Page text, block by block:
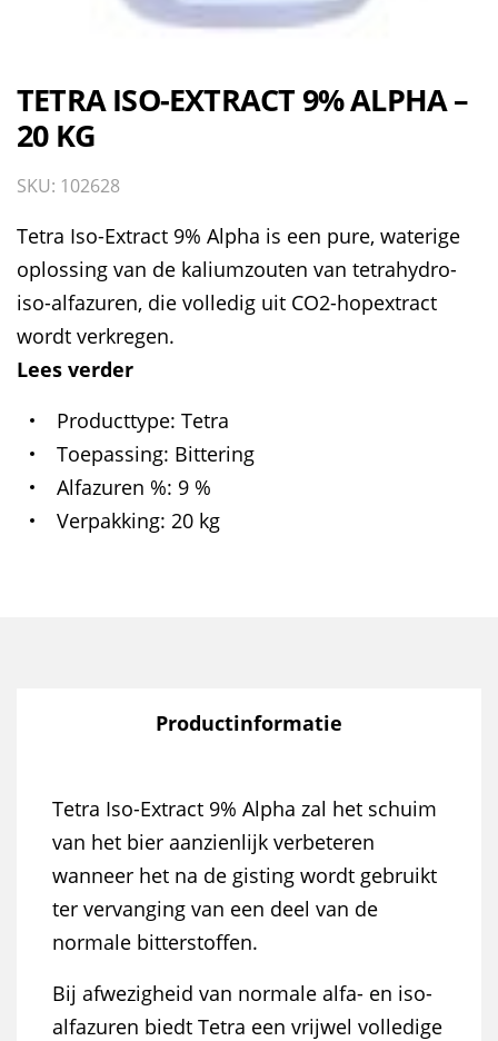
TETRA ISO-EXTRACT 9% ALPHA –
20 KG
SKU: 102628
Tetra Iso-Extract 9% Alpha is een pure, waterige
oplossing van de kaliumzouten van tetrahydro-
iso-alfazuren, die volledig uit CO2-hopextract
wordt verkregen.
Lees verder
Producttype Tetra
Toepassing Bittering
Alfazuren % 9 %
Verpakking 20 kg
Productinformatie
Tetra Iso-Extract 9% Alpha zal het schuim
van het bier aanzienlijk verbeteren
wanneer het na de gisting wordt gebruikt
ter vervanging van een deel van de
normale bitterstoffen.
Bij afwezigheid van normale alfa- en iso-
alfazuren biedt Tetra een vrijwel volledige